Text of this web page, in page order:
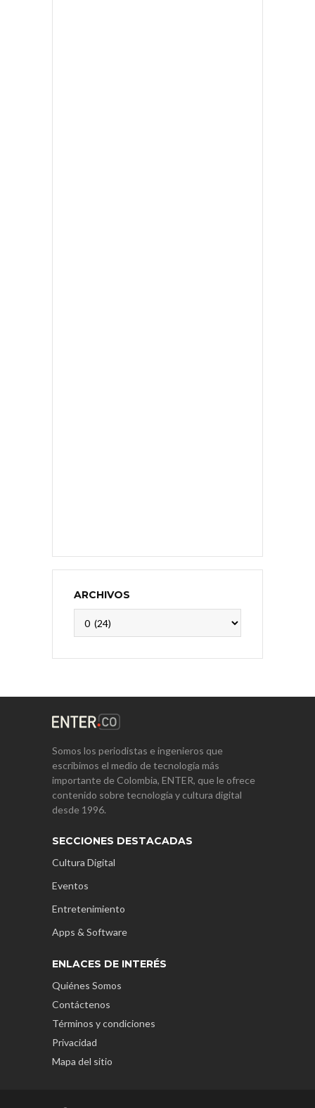
ARCHIVOS
Somos los periodistas e ingenieros que
escribimos el medio de tecnología más
importante de Colombia, ENTER, que le ofrece
contenido sobre tecnología y cultura digital
desde 1996.
SECCIONES DESTACADAS
Cultura Digital
Eventos
Entretenimiento
Apps & Software
ENLACES DE INTERÉS
Quiénes Somos
Contáctenos
Términos y condiciones
Privacidad
Mapa del sitio